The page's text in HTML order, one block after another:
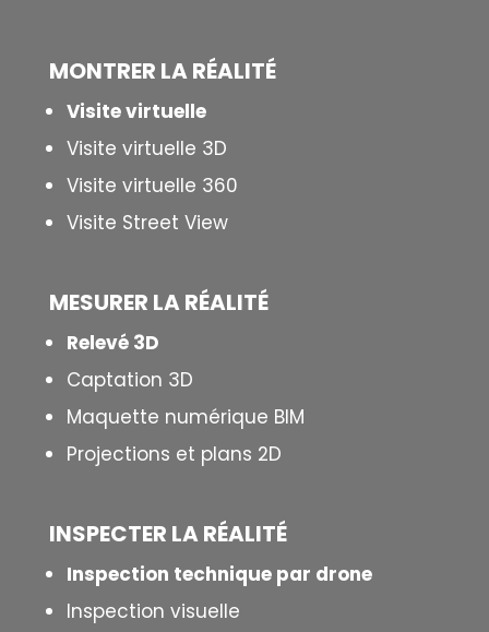
MONTRER LARÉALITÉ
Visite virtuelle
Visite virtuelle 3D
Visite virtuelle 360
Visite Street View
MESURER LARÉALITÉ
Relevé 3D
Captation 3D
Maquette numérique BIM
Projections et plans 2D
INSPECTER LA RÉALITÉ
Inspection technique par drone
Inspection visuelle